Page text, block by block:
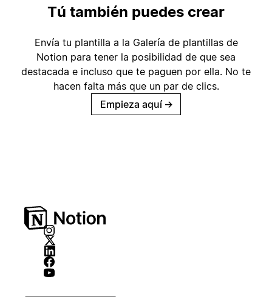
Tú también puedes crear
Envía tu plantilla a la Galería de plantillas de
Notion para tener la posibilidad de que sea
destacada e incluso que te paguen por ella. No te
hacen falta más que un par de clics.
Empieza aquí →